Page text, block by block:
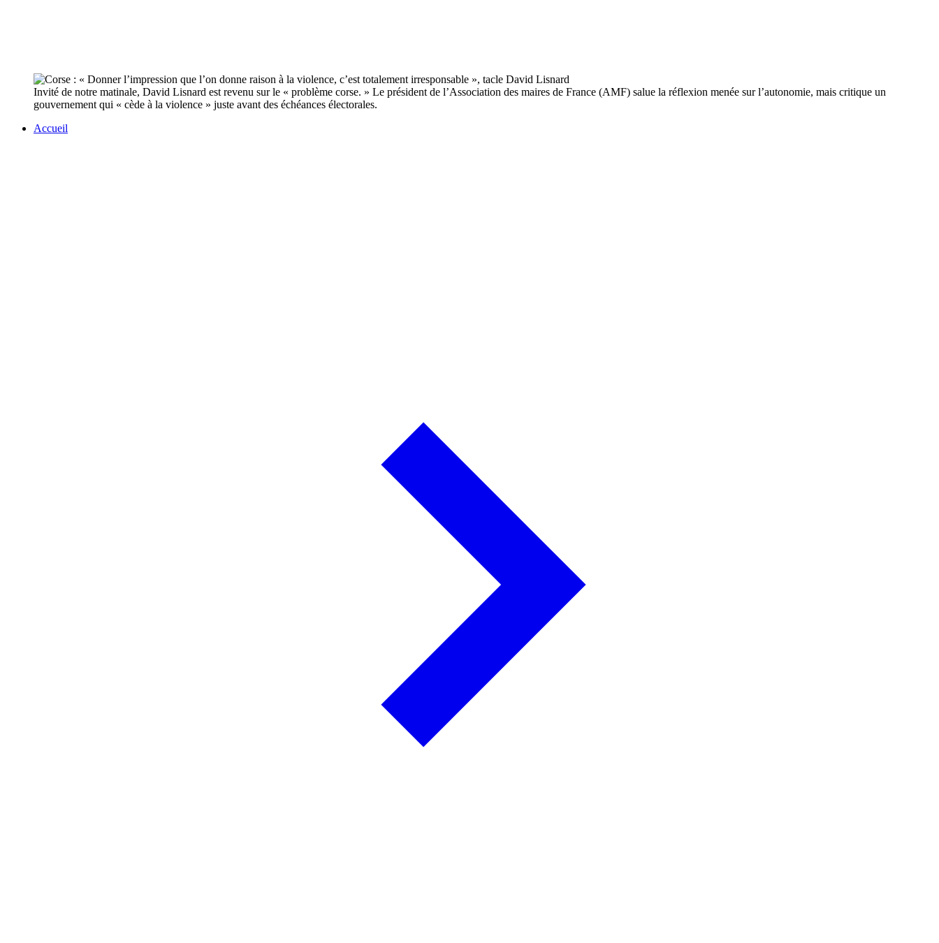
Invité de notre matinale, David Lisnard est revenu sur le « problème corse. » Le président de l’Association des maires de France (AMF) salue la réflexion menée sur l’autonomie, mais critique un
gouvernement qui « cède à la violence » juste avant des échéances électorales.
Accueil